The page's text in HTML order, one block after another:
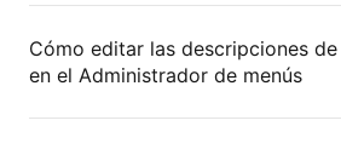
Cómo editar las descripciones
en el Administrador de menús